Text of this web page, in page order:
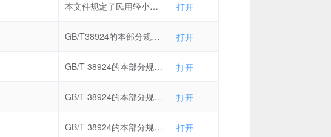
本文件规定了民用轻小型无人机（起飞质量为 0.25 kg~150 kg）系统（含飞行器和地面站）霉菌试验的试验条件、试验设备和仪器、试验过程、试验中断和恢复、试验结果评定和试验报告。本文件适用于在运输、贮存、使用等过程中会受到霉菌环境影响的民用轻小型无人机系统。 打开
GB/T38924的本部分规定了民用轻小型无人机（起飞重量在0.25kg～150kg之间）系统（含飞行器和地面站）实验室环境试验的通用要求。本部分适用于民用轻小型无人机系统的实验室环境试验。 打开
GB/T 38924的本部分规定了民用轻小型无人机(起飞重量在0.25 kg^-150 kg之间)系统(含飞行器和地面站)低温试验的试验条件、试验设备和仪器、试验过程、试验中断和恢复、试验结果评定和试验报告。本部分适用于在使用过程中可能会受到低温环境影响的民用轻小型无人机系统，以此来确定民用轻小型无人机系统对低温环境的耐受能力。 打开
GB/T 38924的本部分规定了民用轻小型无人机(起飞重量在0.25 kg^-150 kg之间)系统(含飞行器和地面站)高温试验的试验条件、试验设备和仪器、试验过程、试验中断和恢复、试验结果评定和试验报告。本部分适用于在使用过程中可能会受到高温环境影响的民用轻小型无人机系统，以此来确定民用轻小型无人机系统对高温环境的耐受能力。 打开
GB/T 38924的本部分规定了民用轻小型无人机(起飞重量在0.25 kg^-150 kg之间)系统(含飞行器和地面站)温度和高度试验的试验条件、试验设备和仪器、试验过程、试验中断和恢复、试验结果评定和试验报告。本部分适用于在使用过程中可能会经历温度和高度综合作用环境影响的民用轻小型无人机系统，以此来确定民用轻小型无人机系统对温度和高度综合作用环境的耐受能力。 打开